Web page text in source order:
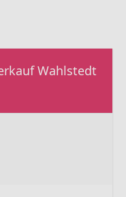
Wahlstedt